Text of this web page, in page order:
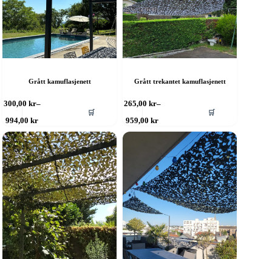
Grått kamuflasjenett
300,00 kr–
994,00kr
Prisområde:
300,00 kr
til
994,00 kr
🛒
Grått trekantet kamuflasjenett
265,00 kr–
959,00kr
Prisområde:
265,00 kr
959,00 kr
🛒
Dette
flere
varianter.
Alternativene
kan
velges
på
produktsiden